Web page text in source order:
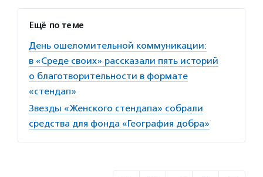
Ещё по теме
День ошеломительной коммуникации:
в «Среде своих» рассказали пять историй
о благотворительности в формате
«стендап»
Звезды «Женского стендапа» собрали
средства для фонда «География добра»